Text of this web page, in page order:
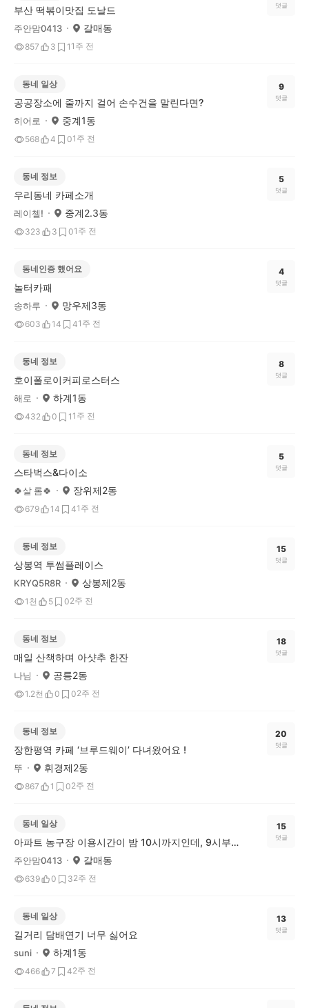
부산 떡볶이맛집 도날드
주안맘0413 갈매동
857 3 1 1주 전
댓글
동네 일상
공공장소에 줄까지 걸어 손수건을 말린다면?
히어로 중계1동
568 4 01주 전
9
댓글
동네 정보
우리동네 카페소개
레이첼! 중계2.3동
323 3 01주 전
5
댓글
동네인증 했어요
놀터카패
송하루 망우제3동
603 14 41주 전
4
댓글
동네 정보
호이폴로이커피로스터스
해로 하계1동
432 0 1 1주 전
8
댓글
동네 정보
스타벅스&다이소
🍀살 롬🍀 장위제2동
679 14 41주 전
5
댓글
동네 정보
상봉역 투썸플레이스
KRYQ5R8R 상봉제2동
1천 5 02주 전
15
댓글
동네 정보
매일 산책하며 아샷추 한잔
나님 공릉2동
1.2천 0 02주 전
18
댓글
동네 정보
장한평역 카페 ‘브루드웨이’ 다녀왔어요 !
뚜 휘경제2동
867 1 02주 전
20
댓글
동네 일상
아파트 농구장 이용시간이 밤 10시까지인데, 9시부터 눈치를 봐야 할까요?
주안맘0413 갈매동
639 0 32주 전
15
댓글
동네 일상
길거리 담배연기 너무 싫어요
suni 하계1동
466 7 42주 전
13
댓글